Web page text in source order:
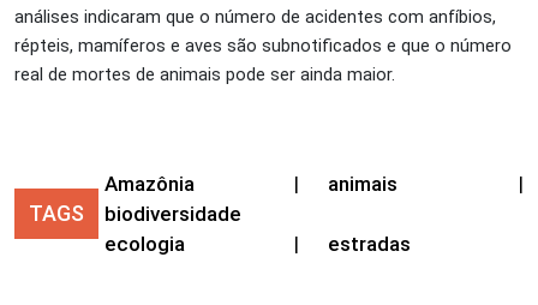
análises indicaram que o número de acidentes com anfíbios,
répteis, mamíferos e aves são subnotificados e que o número
real de mortes de animais pode ser ainda maior.
TAGS
Amazônia | animais
|
biodiversidade
ecologia
| estradas